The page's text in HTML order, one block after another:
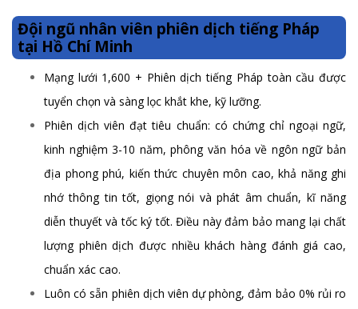
Đội ngũ nhân viên phiên dịch tiếng Pháp
tại Hồ Chí Minh
Mạng lưới 1,600 + Phiên dịch tiếng Pháp toàn cầu được
tuyển chọn và sàng lọc khắt khe, kỹ lưỡng.
Phiên dịch viên đạt tiêu chuẩn: có chứng chỉ ngoại ngữ,
kinh nghiệm 3-10 năm, phông văn hóa về ngôn ngữ bản
địa phong phú, kiến thức chuyên môn cao, khả năng ghi
nhớ thông tin tốt, giọng nói và phát âm chuẩn, kĩ năng
diễn thuyết và tốc ký tốt. Điều này đảm bảo mang lại chất
lượng phiên dịch được nhiều khách hàng đánh giá cao,
chuẩn xác cao.
Luôn có sẵn phiên dịch viên dự phòng, đảm bảo 0% rủi ro